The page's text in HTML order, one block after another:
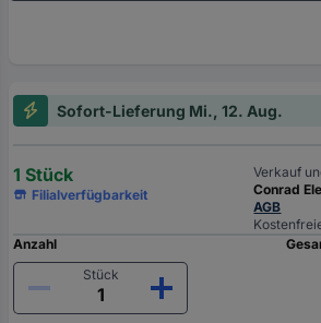
Sofort-Lieferung Mi., 12. Aug.
1 Stück
Filialverfügbarkeit
Verkauf
Conrad
AGB
Anzahl
Stück